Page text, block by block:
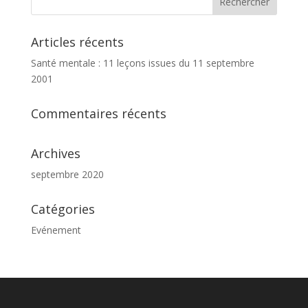
Articles récents
Santé mentale : 11 leçons issues du 11 septembre
2001
Commentaires récents
Archives
septembre 2020
Catégories
Evénement